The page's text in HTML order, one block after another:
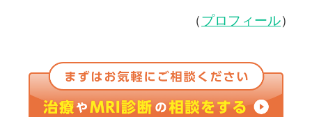
（プロフィール）